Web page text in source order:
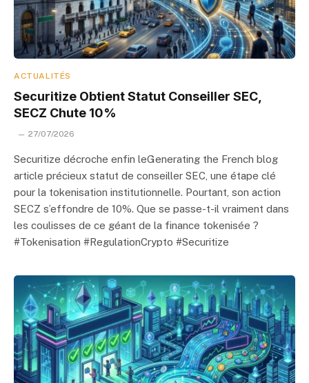
ACTUALITÉS
Securitize Obtient Statut Conseiller SEC,
SECZ Chute 10%
27/07/2026
Securitize décroche enfin leGenerating the French blog
article précieux statut de conseiller SEC, une étape clé
pour la tokenisation institutionnelle. Pourtant, son action
SECZ s’effondre de 10%. Que se passe-t-il vraiment dans
les coulisses de ce géant de la finance tokenisée ?
#Tokenisation #RegulationCrypto #Securitize